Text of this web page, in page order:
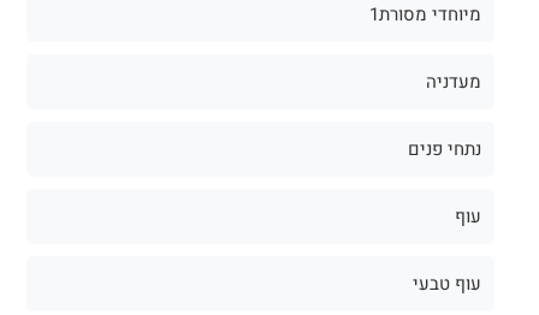
מיוחדי מסורת1
מעדניה
נתחי פנים
עוף
עוף טבעי